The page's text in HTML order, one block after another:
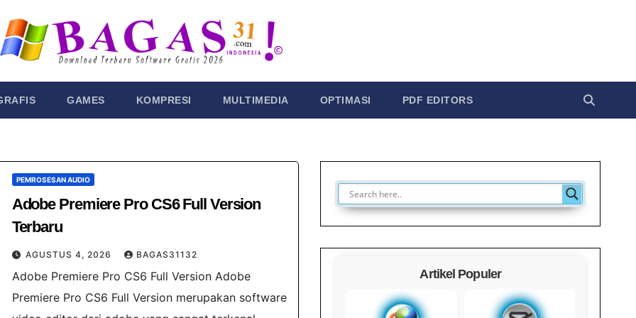
GAMES KOMPRESI MULTIMEDIA OPTIMASI PDF EDITORS
PEMROSESAN AUDIO
Adobe Premiere Pro CS6 Full Version
Terbaru
AGUSTUS 4, 2026 BAGAS31132
Adobe Premiere Pro CS6 Full Version Adobe
Premiere Pro CS6 Full Version merupakan software
Artikel Populer